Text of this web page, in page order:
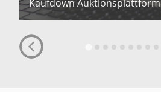
Kaufdown Auktionsplattform